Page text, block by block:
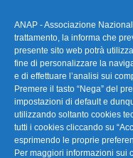
ANAP - Associazione
trattamento, la informa che
presente sito web potrà
fine di personalizzare la
e di effettuare l’analisi sui
Premere il tasto “Nega” del
impostazioni di default e
utilizzando soltanto cookies
tutti i cookies cliccando su
esprimendo le proprie
Per maggiori informazioni sui
FAQ –
La nostra
Link Utili
TG